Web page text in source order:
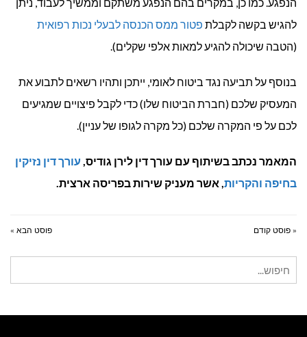
להגיש בקשה לקבלת פטור ממס הכנסה לבעלי נכות רפואית
(הטבה שיכולה להגיע למאות אלפי שקלים).
בנוסף על תביעה נגד ביטוח לאומי, ייתכן ותהיו רשאים לתבוע את
המעסיק שלכם (חברת הביטוח שלו) כדי לקבל פיצויים שמגיעים
לכם על פי המקרה שלכם (כל מקרה לגופו של עניין).
המאמר נכתב בשיתוף עם עורך דין לירן גודיס, עורך דין נזיקין
בחיפה והקריות, אשר מעניק שירות בפריסה ארצית.
« פוסט קודם פוסט הבא »
עבור: